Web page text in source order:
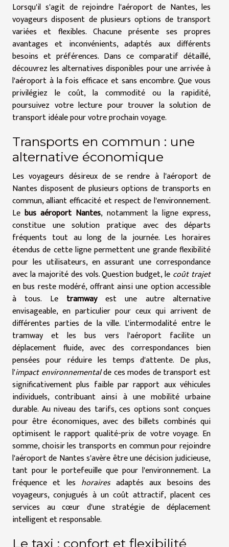
Lorsqu'il s'agit de rejoindre l'aéroport de Nantes, les
voyageurs disposent de plusieurs options de transport
variées et flexibles. Chacune présente ses propres
avantages et inconvénients, adaptés aux différents
besoins et préférences. Dans ce comparatif détaillé,
découvrez les alternatives disponibles pour une arrivée à
l'aéroport à la fois efficace et sans encombre. Que vous
privilégiez le coût, la commodité ou la rapidité,
poursuivez votre lecture pour trouver la solution de
transport idéale pour votre prochain voyage.
Transports en commun : une
alternative économique
Les voyageurs désireux de se rendre à l'aéroport de
Nantes disposent de plusieurs options de transports en
commun, alliant efficacité et respect de l'environnement.
Lebus aéroport Nantes, notamment la ligne express,
constitue une solution pratique avec des départs
fréquents tout au long de la journée. Les horaires
étendus de cette ligne permettent une grande flexibilité
pour les utilisateurs, en assurant une correspondance
avec la majorité des vols. Question budget, le coût trajet
en bus reste modéré, offrant ainsi une option accessible
à tous. Le tramwayest une autre alternative
envisageable, en particulier pour ceux qui arrivent de
différentes parties de la ville. L'intermodalité entre le
tramway et les bus vers l'aéroport facilite un
déplacement fluide, avec des correspondances bien
pensées pour réduire les temps d'attente. De plus,
l'impact environnementalde ces modes de transport est
significativement plus faible par rapport aux véhicules
individuels, contribuant ainsi à une mobilité urbaine
durable. Au niveau des tarifs, ces options sont conçues
pour être économiques, avec des billets combinés qui
optimisent le rapport qualité-prix de votre voyage. En
somme, choisir les transports en commun pour rejoindre
l'aéroport de Nantes s'avère être une décision judicieuse,
tant pour le portefeuille que pour l'environnement. La
fréquence et les horairesadaptés aux besoins des
voyageurs, conjugués à un coût attractif, placent ces
services au cœur d'une stratégie de déplacement
intelligent et responsable.
Le taxi : confort et flexibilité